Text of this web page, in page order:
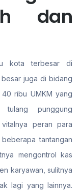
dan
kota terbesar di
juga di bidang
ribu UMKM yang
punggung
peran para
tantangan
mengontrol kas
karyawan, sulitnya
lagi yang lainnya.